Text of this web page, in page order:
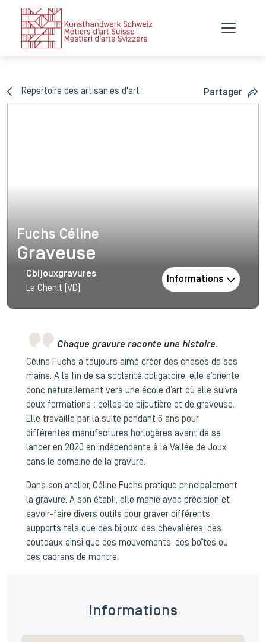
Repertoire des artisan·es d'art Partager
Fuchs Céline
Fuchs Céline
Graveuse
Cbijouxgravures
Le Chenit (VD)
Informations
Chaque gravure raconte une histoire.
Céline Fuchs a toujours aimé créer des choses de ses
mains. A la fin de sa scolarité obligatoire, elle s’oriente
donc naturellement vers une école d’art où elle suivra
deux formations : celles de bijoutière et de graveuse.
Elle travaille par la suite pendant 6 ans pour
différentes manufactures horlogères avant de se
lancer en 2020 en indépendante à la Vallée de Joux
dans le domaine de la gravure.
Dans son atelier, Céline Fuchs pratique principalement
la gravure. A son établi, elle manie avec précision et
savoir-faire divers outils pour graver différents
supports tels que des bijoux, des chevalières, des
couteaux ainsi que des mouvements, des boîtes ou
des cadrans de montre.
Informations